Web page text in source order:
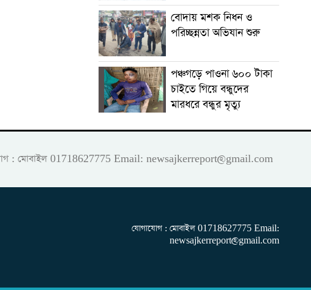
বোদায় মশক নিধন ও
পরিচ্ছন্নতা অভিযান শুরু
পঞ্চগড়ে পাওনা ৬০০ টাকা
চাইতে গিয়ে বন্ধুদের
মারধরে বন্ধুর মৃত্যু
: মোবাইল 01718627775 Email: newsajkerreport@gmail.com
যোগাযোগ : মোবাইল 01718627775 Email:
newsajkerreport@gmail.com